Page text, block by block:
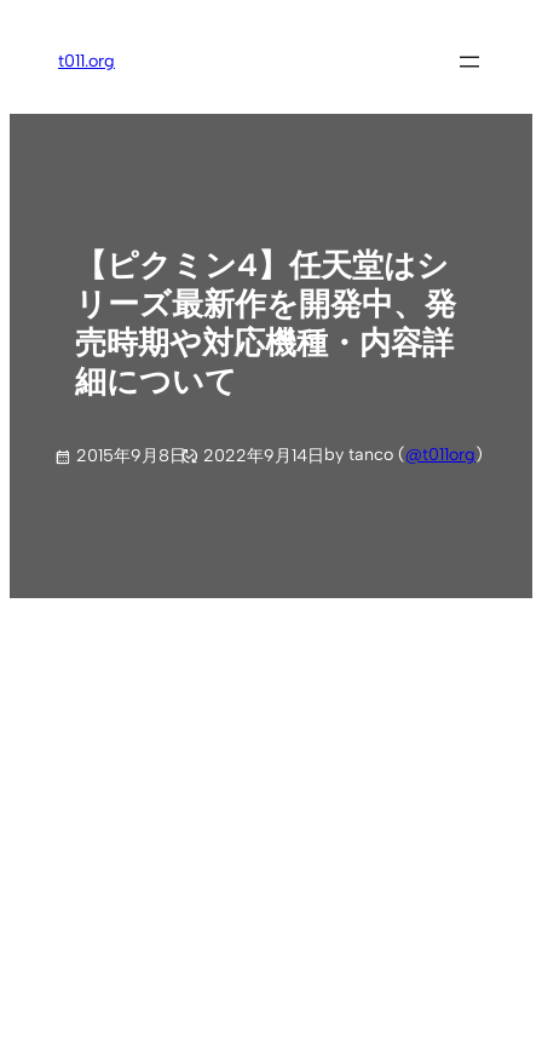
ス
t011.org
【ピクミン4】任天堂はシ
リーズ最新作を開発中、発
売時期や対応機種・内容詳
細について
2015年9月8日 2022年9月14日by tanco (@t011org)